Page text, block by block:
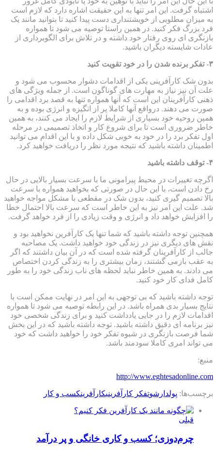
اشتباه گرفت. این امر تنها به این حقیقت اشاره دارد که لازم است
به میزان مطلوبی از خویشتنداری دست پیدا کنید تا بتوانید مانند یک
فرد بزرگ فکر کنید. در همین راستا توصیه می شود تا همواره
بازنگری ای روی رفتار خود داشته و در تلاش برای الگوبرداری از
عادات شایسته دیگران باشید.
۳- تفکر برنده شدن را در خود تقویت کنید
بدون شک کارآفرینی یکی از اقدامات دشوار محسوب می شود و
علت آن نیز نیاز به مهارت های گوناگون است. از جمله ویژگی های
ذهنی کارآفرینان این است که آنها همواره تنها به قصد برد اقدامی را
صورت می دهند. درواقع آنها کاملا پر از انگیزه و انرژی بوده و به
همین روحیه خود بسیاری از شرایط لازم را ایجاد می کنند، به همین
خاطر ضروری است تا برای شروع کار و اتخاذ تصمیمی در مرحله
اول تفکر برد را در خود به خوبی شکل داده و با این اقدام می توانید
اطمینان داشته باشید که نتیجه مورد نظر را دریافت خواهید کرد.
۴- توقف داشته باشید
اگرچه تغییرات در محیط پیرامونی ما با سرعت بسیار بالایی در حال
رخ دادن است، با این حال در صورتی که بخواهید همواره با سرعت
بالا تصمیم گیری کنید، بدون شک در مقطعی با مشکل مواجه خواهید
شد. علت این امر نیز به این خاطر است که سرعت بالا احتمال خطا
را افزایش خواهد داد و انرژی و وقت زیادی را از فرد خواهد گرفت.
همچنین توجه داشته باشید که شما تنها یک کارآفرین نخواهید بود و
نقش های دیگری نیز در زندگی خود خواهید داشت. یک مصاحبه
جالب از کارآفرینان گرفته شده است که در آن بیان داشتند که اگر
به عقب بازمی گشتند، زمان بیشتری را به زندگی کردن اختصاص
می دادند. به همین خاطر نباید لحظه های ناب زندگی خود را به طور
کامل فدای کار خود کنید.
توجه داشته باشید که بی توجهی به این امر در نهایت ممکن است با
نتایج بسیار بدی همراه باشد. در این رابطه توصیه می شود تا همواره
اقدامات لازم را در جایی یادداشت کنید و برای زندگی شخصی خود
نیز برنامه ای دقیق داشته باشید. توجه داشته باشید که در این بخش
شما فرصت بازنگری در شیوه تفکر خود را خواهید داشت که خود
می تواند امری کاملا سودمند باشد.
منبع:
http://www.eghtesadonline.com
برچسب‌ها: پولدارشوتفکر کارآفرینیکارآفرینکسب و کار
قبلی
چرم‌دوزی؛ کسب و کاری خانگی و پر درآمد